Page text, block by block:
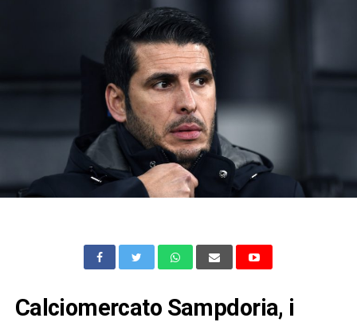
Calciomercato Sampdoria, i